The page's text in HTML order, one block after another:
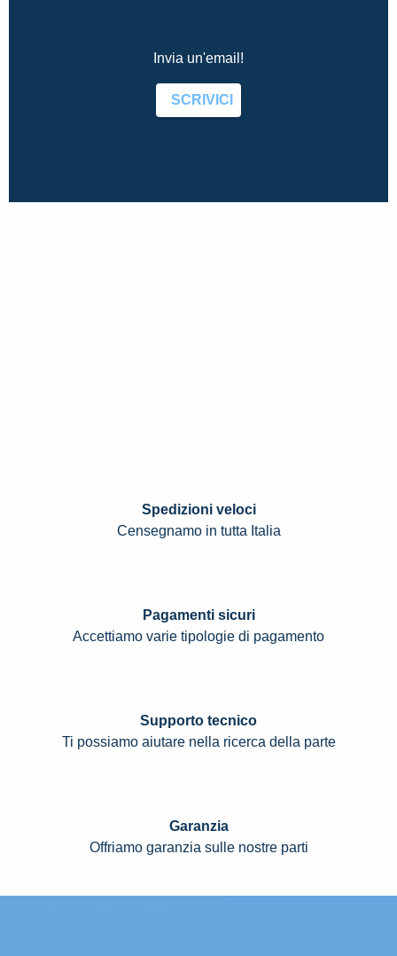
Invia un'email!
SCRIVICI
Spedizioni veloci
Censegnamo in tutta Italia
Pagamenti sicuri
Accettiamo varie tipologie di pagamento
Supporto tecnico
Ti possiamo aiutare nella ricerca della parte
Garanzia
Offriamo garanzia sulle nostre parti